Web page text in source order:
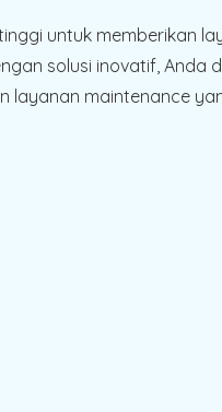
untuk memberikan
solusi inovatif, Anda
layanan maintenance